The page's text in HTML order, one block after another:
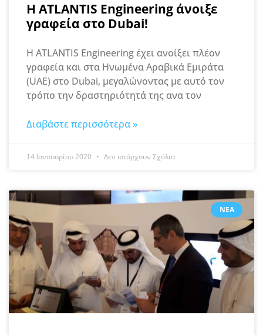
Η ATLANTIS Engineering άνοιξε
γραφεία στο Dubai!
Η ATLANTIS Engineering έχει ανοίξει πλέον
γραφεία και στα Ηνωμένα Αραβικά Εμιράτα
(UAE) στο Dubai, μεγαλώνοντας με αυτό τον
τρόπο την δραστηριότητά της ανα τον
Διαβάστε περισσότερα »
14 Ιανουαρίου 2020 Δεν υπάρχουν Σχόλια
ΝΈΑ